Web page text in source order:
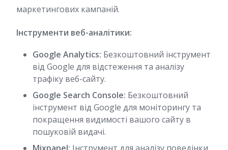
маркетингових кампаній.
Інструменти веб-аналітики:
Google Analytics: Безкоштовний інструмент
від Google для відстеження та аналізу
трафіку веб-сайту.
Google Search Console: Безкоштовний
інструмент від Google для моніторингу та
покращення видимості вашого сайту в
пошуковій видачі.